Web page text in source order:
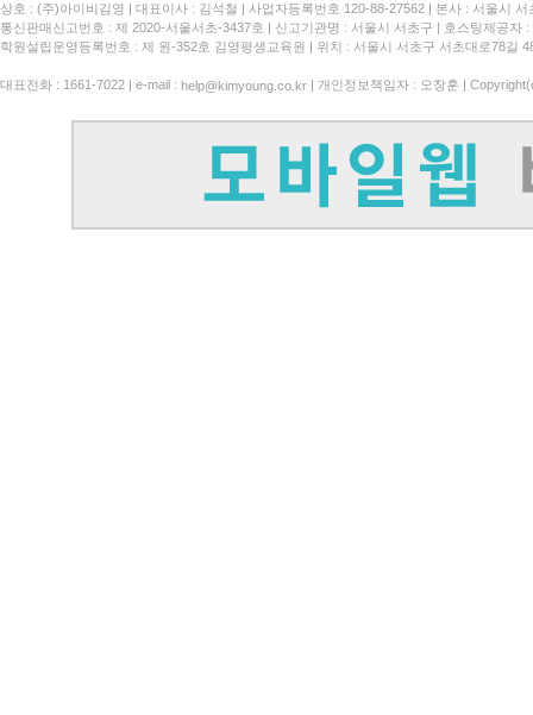
상호 : (주)아이비김영 대표이사 : 김석철 사업자등록번호 120-88-27562
본사 : 서울시
통신판매신고번호 : 제 2020-서울서초-3437호
신고기관명 : 서울시 서초구
호스팅제공자
학원설립운영등록번호 : 제 원-352호 김영평생교육원 | 위치 : 서울시 서초구 서초대로78길
대표전화 : 1661-7022 | e-mail : help@kimyoung.co.kr | 개인정보책임자 : 오창훈 |